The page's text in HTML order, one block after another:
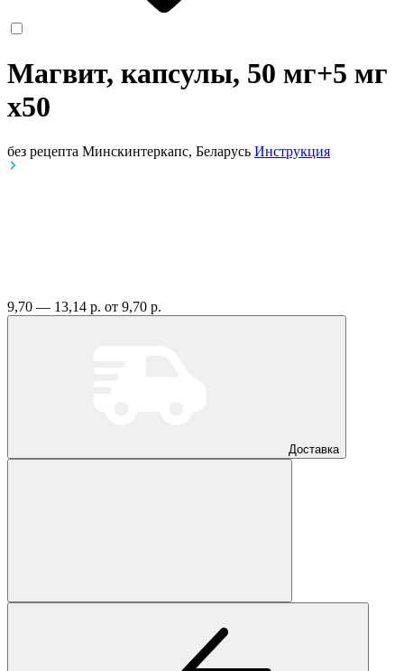
Магвит, капсулы, 50 мг+5 мг
x50
без рецепта Минскинтеркапс, Беларусь Инструкция
9,70 — 13,14 р. от 9,70 р.
Доставка